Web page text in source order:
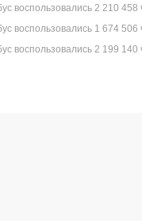
воспользовались 2 210 458
воспользовались 1 674 506
воспользовались 2 199 140